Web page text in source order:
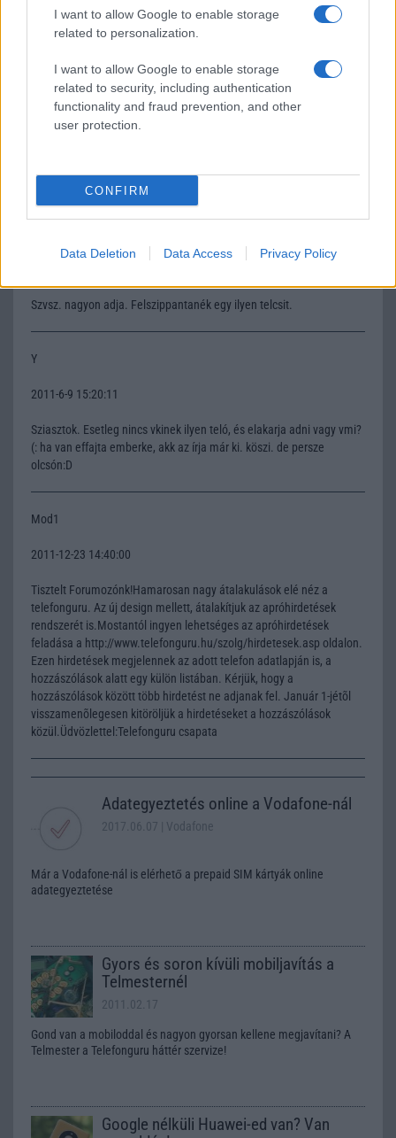
I want to allow Google to enable storage
related to personalization.
I want to allow Google to enable storage
related to security, including authentication
functionality and fraud prevention, and other
user protection.
CONFIRM
Data Deletion Data Access Privacy Policy
Szvsz. nagyon adja. Felszippantanék egy ilyen telcsit.
Y
2011-6-9 15:20:11
Sziasztok. Esetleg nincs vkinek ilyen teló, és elakarja adni vagy vmi?
(: ha van effajta emberke, akk az írja már ki. köszi. de persze
olcsón:D
Mod1
2011-12-23 14:40:00
Tisztelt Forumozónk!Hamarosan nagy átalakulások elé néz a
telefonguru. Az új design mellett, átalakítjuk az apróhirdetések
rendszerét is.Mostantól ingyen lehetséges az apróhirdetések
feladása a http://www.telefonguru.hu/szolg/hirdetesek.asp oldalon.
Ezen hirdetések megjelennek az adott telefon adatlapján is, a
hozzászólások alatt egy külön listában. Kérjük, hogy a
hozzászólások között több hirdetést ne adjanak fel. Január 1-jétõl
visszamenõlegesen kitöröljük a hirdetéseket a hozzászólások
közül.Üdvözlettel:Telefonguru csapata
Adategyeztetés online a Vodafone-nál
2017.06.07 | Vodafone
Már a Vodafone-nál is elérhető a prepaid SIM kártyák online
adategyeztetése
Gyors és soron kívüli mobiljavítás a
Telmesternél
2011.02.17
Gond van a mobiloddal és nagyon gyorsan kellene megjavítani? A
Telmester a Telefonguru háttér szervize!
Google nélküli Huawei-ed van? Van